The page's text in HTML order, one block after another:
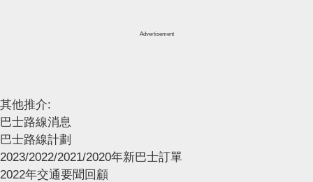
Advertisement
其他推介:
巴士路線消息
巴士路線計劃
2023/2022/2021/2020年新巴士訂單
2022年交通要聞回顧